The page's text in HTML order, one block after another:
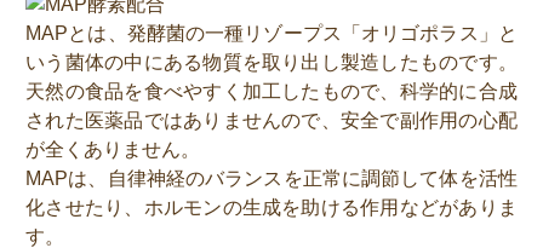
MAPとは、発酵菌の一種リゾープス「オリゴポラス」と
いう菌体の中にある物質を取り出し製造したものです。
天然の食品を食べやすく加工したもので、科学的に合成
された医薬品ではありませんので、安全で副作用の心配
が全くありません。
MAPは、自律神経のバランスを正常に調節して体を活性
化させたり、ホルモンの生成を助ける作用などがありま
す。